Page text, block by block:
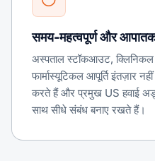
समय-महत्वपूर्ण और
अस्पताल स्टॉकआउट, क्लिनिकल
फार्मास्यूटिकल आपूर्ति इंतज़ार
करते हैं और प्रमुख US हवाई
साथ सीधे संबंध बनाए रखते हैं।